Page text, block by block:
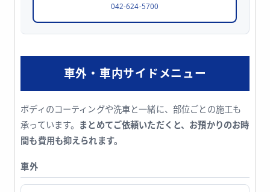
042-624-5700
車外・車内サイドメニュー
ボディのコーティングや洗車と一緒に、部位ごとの施工も
承っています。 まとめてご依頼いただくと、お預かりのお時
間も費用も抑えられます。
車外